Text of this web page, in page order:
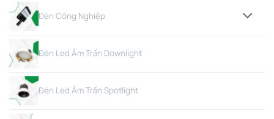
Đèn Công Nghiệp
Đèn Led Âm Trần Downlight
Đèn Led Âm Trần Spotlight